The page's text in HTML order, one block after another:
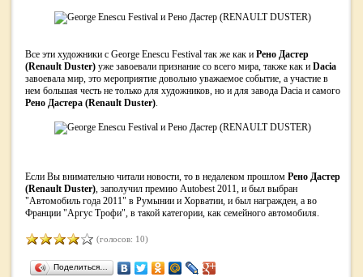
Все эти художники с George Enescu Festival так же как и Рено Дастер
(Renault Duster) уже завоевали признание со всего мира, также как и Dacia
завоевала мир, это мероприятие довольно уважаемое событие, а участие в
нем большая честь не только для художников, но и для завода Dacia и самого
Рено Дастера (Renault Duster).
Если Вы внимательно читали новости, то в недалеком прошлом Рено Дастер
(Renault Duster), заполучил премию Autobest 2011, и был выбран
"Автомобиль года 2011" в Румынии и Хорватии, и был награжден, а во
Франции "Аргус Трофи", в такой категории, как семейного автомобиля.
(голосов: 10)
Поделиться…